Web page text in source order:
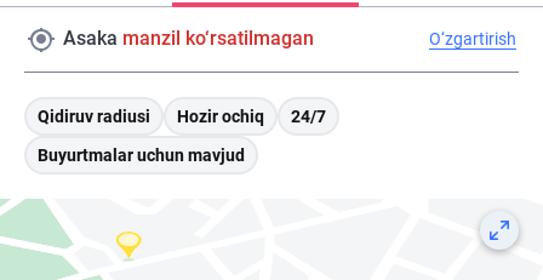
Asaka manzil ko‘rsatilmagan O‘zgartirish
Qidiruv radiusi Hozir ochiq
24/7
Buyurtmalar uchun mavjud